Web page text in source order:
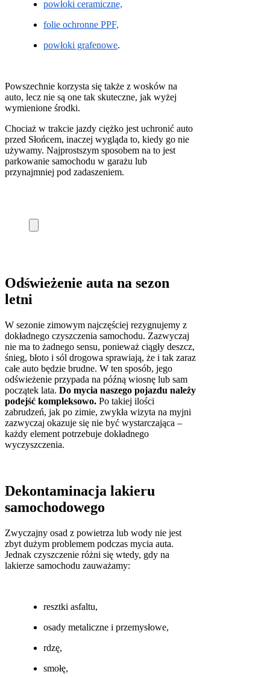
powłoki ceramiczne,
folie ochronne PPF,
powłoki grafenowe.
Powszechnie korzysta się także z wosków na
auto, lecz nie są one tak skuteczne, jak wyżej
wymienione środki.
Chociaż w trakcie jazdy ciężko jest uchronić auto
przed Słońcem, inaczej wygląda to, kiedy go nie
używamy. Najprostszym sposobem na to jest
parkowanie samochodu w garażu lub
przynajmniej pod zadaszeniem.
Odświeżenie auta na sezon
letni
W sezonie zimowym najczęściej rezygnujemy z
dokładnego czyszczenia samochodu. Zazwyczaj
nie ma to żadnego sensu, ponieważ ciągły deszcz,
śnieg, błoto i sól drogowa sprawiają, że i tak zaraz
całe auto będzie brudne. W ten sposób, jego
odświeżenie przypada na późną wiosnę lub sam
początek lata. Do mycia naszego pojazdu należy
podejść kompleksowo. Po takiej ilości
zabrudzeń, jak po zimie, zwykła wizyta na myjni
zazwyczaj okazuje się nie być wystarczająca –
każdy element potrzebuje dokładnego
wyczyszczenia.
Dekontaminacja lakieru
samochodowego
Zwyczajny osad z powietrza lub wody nie jest
zbyt dużym problemem podczas mycia auta.
Jednak czyszczenie różni się wtedy, gdy na
lakierze samochodu zauważamy:
resztki asfaltu,
osady metaliczne i przemysłowe,
rdzę,
smołę,